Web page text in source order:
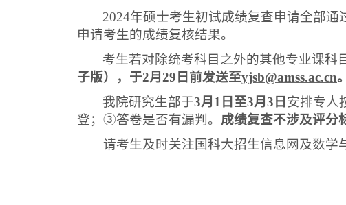
2024年硕士考生初试成绩复查申请全部
申请考生的成绩复核结果。
考生若对除统考科目之外的其他专业课科
子版），于2月 29 日前发送至yjsb@amss.ac.cn。
我院研究生部于3月 1 日至3月3 日 安排专人
登；③答卷是否有漏判。 成绩复查不涉及评分
请考生及时关注国科大招生信息网及数学